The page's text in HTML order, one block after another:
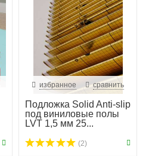
избранное сравнить
Подложка Solid Anti-slip
под виниловые полы
LVT 1,5 мм 25...
(2)